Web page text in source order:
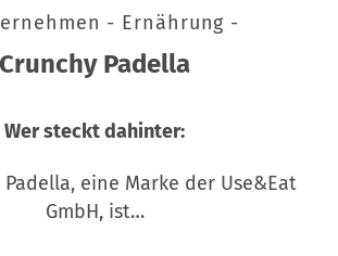
- Ernährung -
Crunchy Padella
Wer steckt dahinter:
Padella, eine Marke der Use&Eat
GmbH, ist…